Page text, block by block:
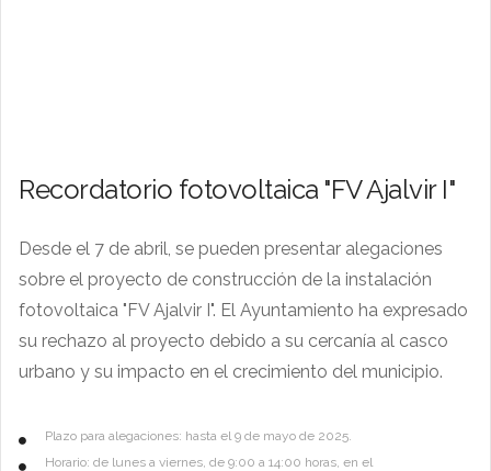
Recordatorio fotovoltaica "FV Ajalvir I"
Desde el 7 de abril, se pueden presentar alegaciones
sobre el proyecto de construcción de la instalación
fotovoltaica "FV Ajalvir I". El Ayuntamiento ha expresado
su rechazo al proyecto debido a su cercanía al casco
urbano y su impacto en el crecimiento del municipio.
Plazo para alegaciones: hasta el 9 de mayo de 2025.
Horario: de lunes a viernes, de 9:00 a 14:00 horas, en el